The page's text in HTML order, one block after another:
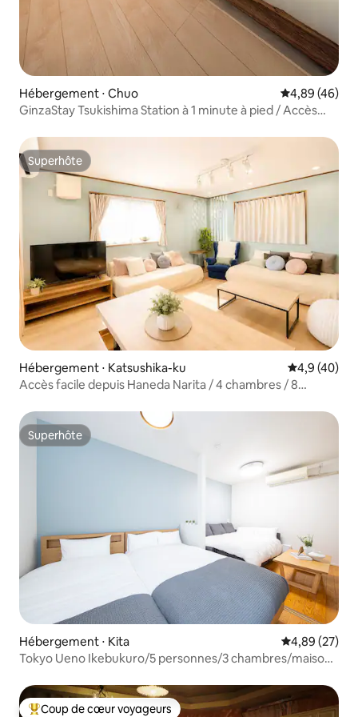
Hébergement ⋅ Chuo Évaluation
4,89 (46)
GinzaStay Tsukishima Station à 1 minute à pied / Accès
restaurants / Bien situé au centre de la ville
Superhôte
Superhôte
Hébergement ⋅ Katsushika-ku Évaluation
4,9 (40)
Accès facile depuis Haneda Narita / 4 chambres / 8
de Skytree
Superhôte
Superhôte
Hébergement ⋅ Kita Évaluation
4,89 (27)
Tokyo Ueno Ikebukuro/5 personnes/3 chambres/maison
Coup de cœur voyageurs